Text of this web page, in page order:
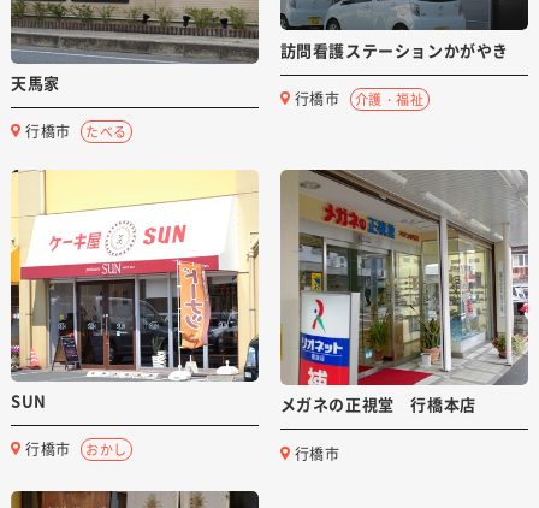
天馬家
行橋市 たべる
訪問看護ステーションかがやき
行橋市 介護・福祉
SUN
行橋市 おかし
メガネの正視堂 行橋本店
行橋市